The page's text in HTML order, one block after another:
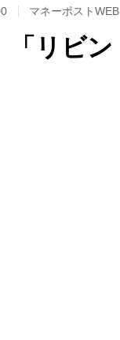
マネーポストWEB
リビン